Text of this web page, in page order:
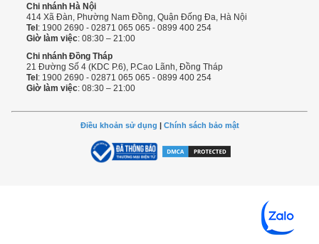
Chi nhánh Hà Nội
414 Xã Đàn, Phường Nam Đồng, Quận Đống Đa, Hà Nội
Tel : 1900 2690 - 02871 065 065 - 0899 400 254
Giờ làm việc: 08:30 – 21:00
Chi nhánh Đồng Tháp
21 Đường Số 4 (KDC P.6), P.Cao Lãnh, Đồng Tháp
Tel : 1900 2690 - 02871 065 065 - 0899 400 254
Giờ làm việc: 08:30 – 21:00
Điều khoản sử dụng Chính sách bảo mật